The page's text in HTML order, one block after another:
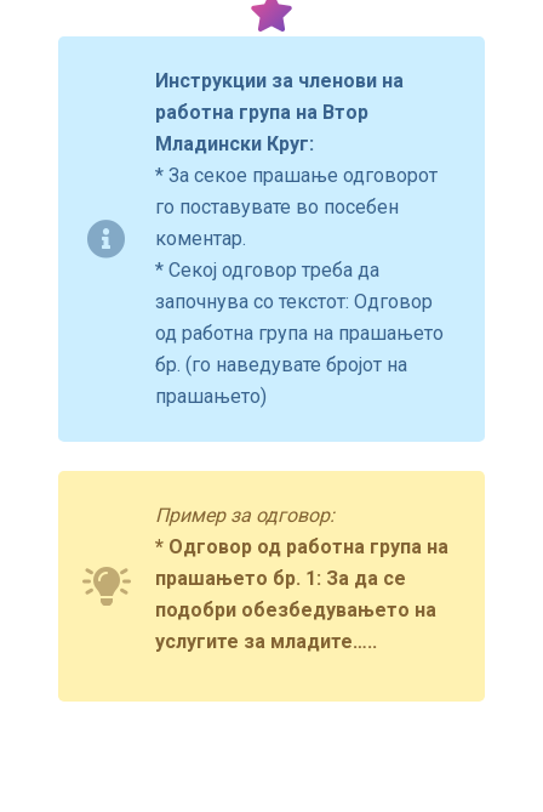
Инструкции за членови на
работна група на Втор
Младински Круг:
* За секое прашање одговорот
го поставувате во посебен
коментар.
* Секој одговор треба да
започнува со текстот: Одговор
од работна група на прашањето
бр. (го наведувате бројот на
прашањето)
Пример за одговор:
* Одговор од работна група на
прашањето бр. 1: За да се
подобри обезбедувањето на
услугите за младите…..